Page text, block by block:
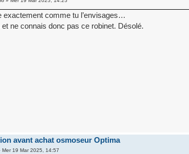
exactement comme tu l’envisages…
et ne connais donc pas ce robinet. Désolé.
avant achat osmoseur Optima
Mer 19 Mar 2025, 14:57